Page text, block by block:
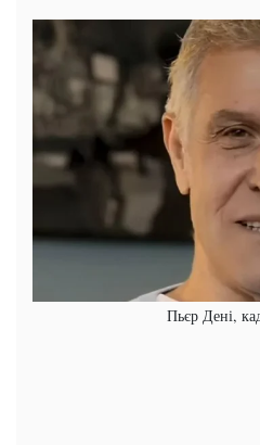
Пьєр Дені,